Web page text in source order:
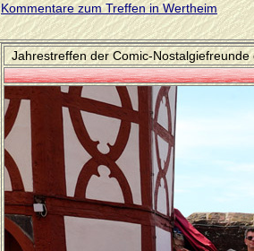
Kommentare zum Treffen in Wertheim
Jahrestreffen der Comic-